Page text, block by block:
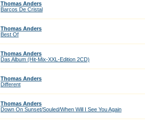
Thomas Anders
Barcos De Cristal
Thomas Anders
Best Of
Thomas Anders
Das Album (Hit-Mix-XXL-Edition 2CD)
Thomas Anders
Different
Thomas Anders
Down On Sunset/Souled/When Will I See You Again